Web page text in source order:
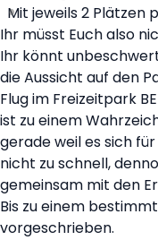
Mit jeweils 2 Plätzen
Ihr müsst Euch also
Ihr könnt
die Aussicht auf den
Flug im Freizeitpark
ist zu einem
gerade weil es sich
nicht zu schnell,
gemeinsam mit den
Bis zu einem
vorgeschrieben.